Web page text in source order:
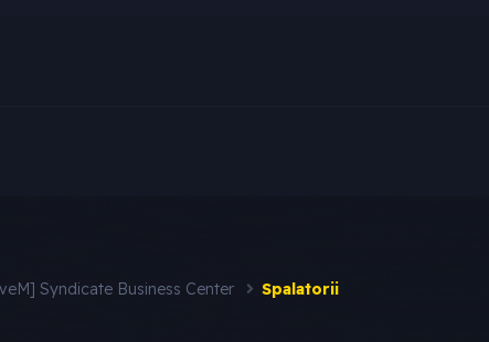
Syndicate Business Center Spalatorii